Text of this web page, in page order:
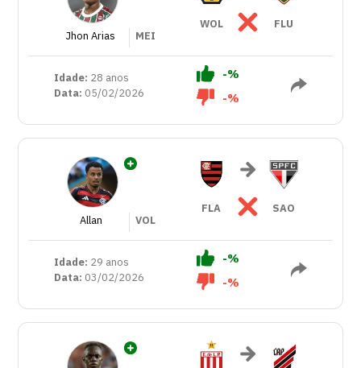
Jhon Arias MEI
WOL FLU
Idade: 28 anos
Data: 05/02/2026
-%
-%
Allan VOL
FLA SAO
Idade: 29 anos
Data: 03/02/2026
-%
-%